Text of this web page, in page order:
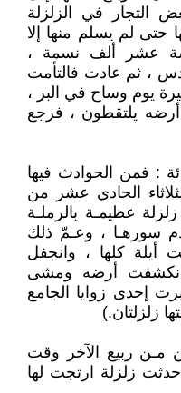
التجار في الزلزلة
حتى لم يسلم منها إلا
عشر ألف نسمة ،
، ثم عادت فالتأمت
يوم وساح في البر ،
يلتقطون ، فرجع
: فمن الحوادث فيها
الحادي عشر من
عظيمـة بالرملـة
سورهـا ، وعـمّ ذلك
كلها ، وانجفل
انكشفت أرضه ومشى
إحدى زوايا الجامع
زلزلتان‏.‏)
مـن ربيع الآخر وقت
زلزلة ارتجت لها